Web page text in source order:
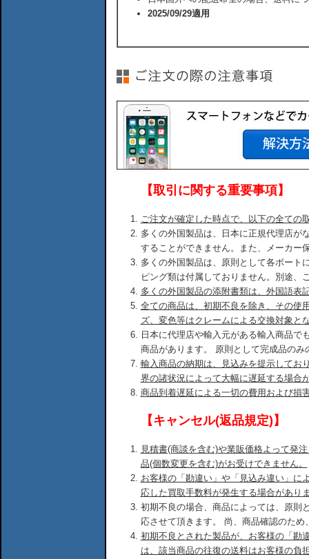
2025/09/29適用
【取引に関する重要事項】
ご注文が確定した時点で、以下の全ての
多くの外国製品は、日本に正規代理店が
することができません。また、メーカー
多くの外国製品は、原則として各ボート
ピング類は付属しておりません。別途、
多くの外国製品の添附書類は、外国語表
全ての商品は、初期不良を除き、その使
ズ、変色等はクレームによる交換対象と
日本に代理店や輸入元がある輸入商品で
商品があります。 原則として完成品のみ
輸入商品の納期は、見込みを提示してお
界の諸状況によって大幅に遅延する場合
商品到着遅延による一切の費用および損
【キャンセル(返品規定)】
見積書(商談を含む)や業販価格よって発
品(個数変更を含む)がお受けできません。
お客様の「勘違い」や「見込み違い」に
応した買取手数料が発生する場合があり
初期不良の場合、商品によっては、原則
応させて頂きます。 尚、商品確認のた
初期不良とされた製品が、お客様の「勘
は、該当商品の往復の送料はお客様の負